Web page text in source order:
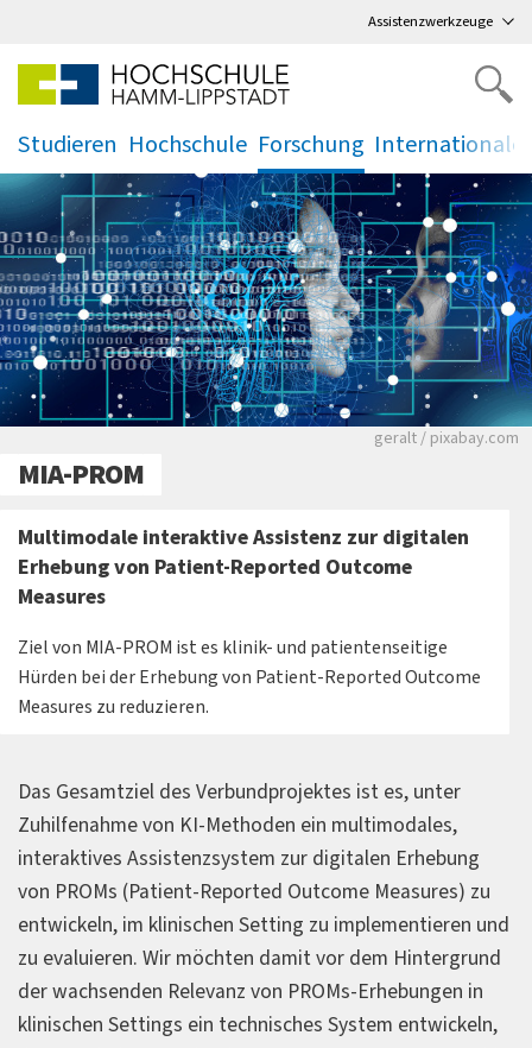
Assistenzwerkzeuge
Studieren
.
Hochschule
.
Forschung
. .
Zwei Gesichter
geralt / pixabay.com
MIA-PROM
Multimodale interaktive Assistenz zur digitalen
Erhebung von Patient-Reported Outcome
Measures
Ziel von MIA-PROM ist es klinik- und patientenseitige
Hürden bei der Erhebung von Patient-Reported Outcome
Measures zu reduzieren.
Das Gesamtziel des Verbundprojektes ist es, unter
Zuhilfenahme von KI-Methoden ein multimodales,
interaktives Assistenzsystem zur digitalen Erhebung
von PROMs (Patient-Reported Outcome Measures) zu
entwickeln, im klinischen Setting zu implementieren und
zu evaluieren. Wir möchten damit vor dem Hintergrund
der wachsenden Relevanz von PROMs-Erhebungen in
klinischen Settings ein technisches System entwickeln,